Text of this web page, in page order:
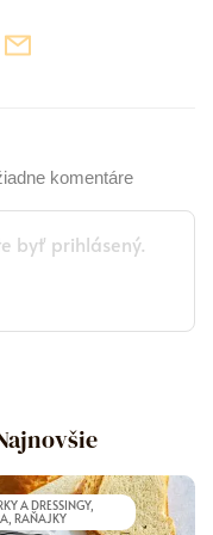
komentáre
A DRESSINGY,
RAŇAJKY